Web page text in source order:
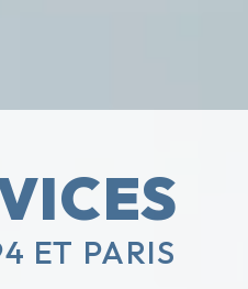
ET PARIS